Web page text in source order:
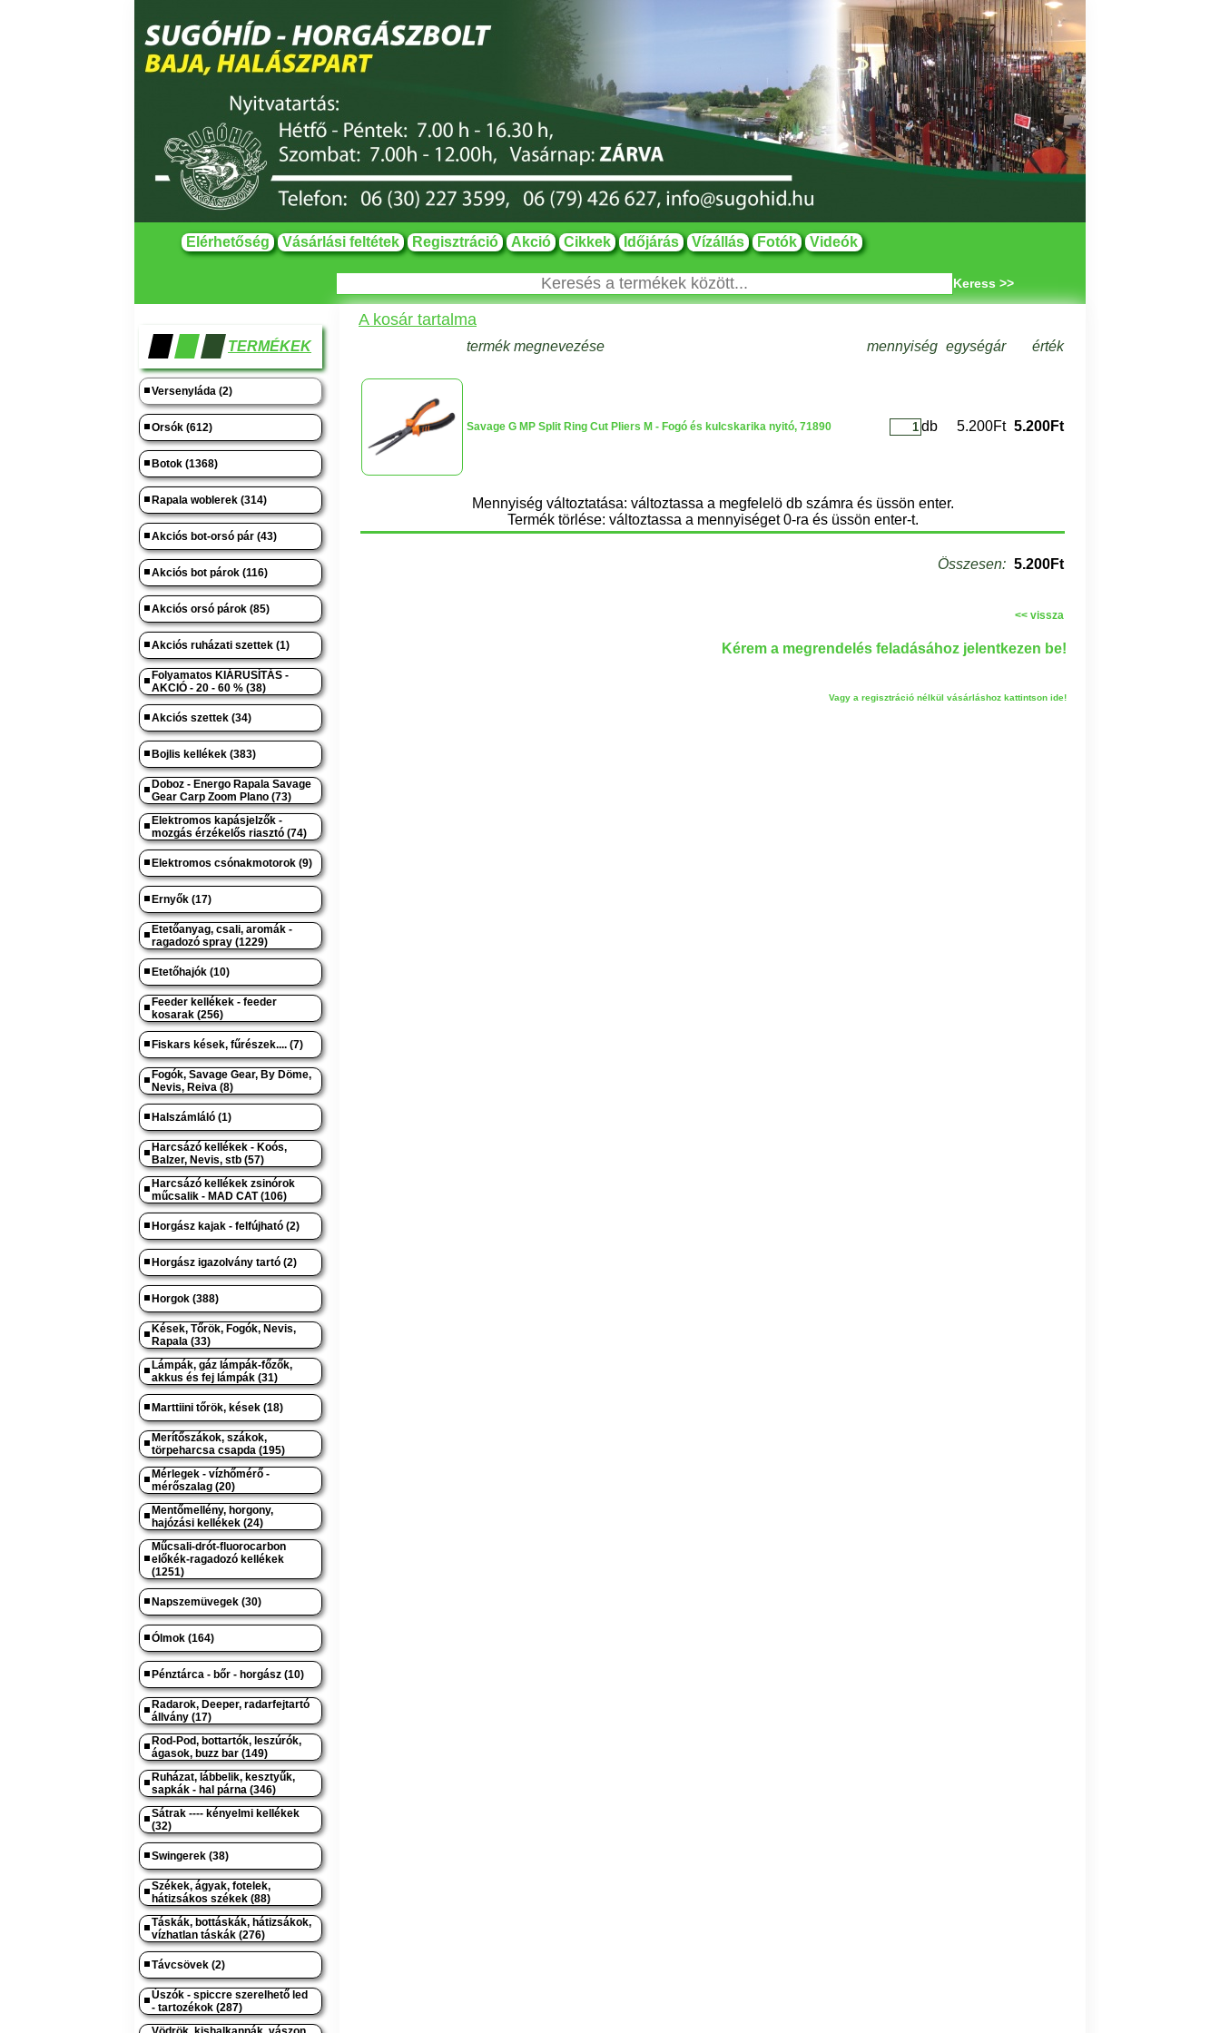
Elérhetőség Vásárlási feltétek Regisztráció Akció Cikkek Időjárás Vízállás Fotók Videók
Keress >>
TERMÉKEK
Versenyláda (2)
Orsók (612)
Botok (1368)
Rapala woblerek (314)
Akciós bot-orsó pár (43)
Akciós bot párok (116)
Akciós orsó párok (85)
Akciós ruházati szettek (1)
Folyamatos KIÁRUSÍTÁS -
AKCIÓ - 20 - 60 % (38)
Akciós szettek (34)
Bojlis kellékek (383)
Doboz - Energo Rapala Savage
Gear Carp Zoom Plano (73)
Elektromos kapásjelzők -
mozgás érzékelős riasztó (74)
Elektromos csónakmotorok (9)
Ernyők (17)
Etetőanyag, csali, aromák -
ragadozó spray (1229)
Etetőhajók (10)
Feeder kellékek - feeder
kosarak (256)
Fiskars kések, fűrészek.... (7)
Fogók, Savage Gear, By Döme,
Nevis, Reiva (8)
Halszámláló (1)
Harcsázó kellékek - Koós,
Balzer, Nevis, stb (57)
Harcsázó kellékek zsinórok
műcsalik - MAD CAT (106)
Horgász kajak - felfújható (2)
Horgász igazolvány tartó (2)
Horgok (388)
Kések, Tőrök, Fogók, Nevis,
Rapala (33)
Lámpák, gáz lámpák-főzők,
akkus és fej lámpák (31)
Marttiini tőrök, kések (18)
Merítőszákok, szákok,
törpeharcsa csapda (195)
Mérlegek - vízhőmérő -
mérőszalag (20)
Mentőmellény, horgony,
hajózási kellékek (24)
Műcsali-drót-fluorocarbon
előkék-ragadozó kellékek
(1251)
Napszemüvegek (30)
Ólmok (164)
Pénztárca - bőr - horgász (10)
Radarok, Deeper, radarfejtartó
állvány (17)
Rod-Pod, bottartók, leszúrók,
ágasok, buzz bar (149)
Ruházat, lábbelik, kesztyűk,
sapkák - hal párna (346)
Sátrak ---- kényelmi kellékek
(32)
Swingerek (38)
Székek, ágyak, fotelek,
hátizsákos székek (88)
Táskák, bottáskák, hátizsákok,
vízhatlan táskák (276)
Távcsövek (2)
Úszók - spiccre szerelhető led
- tartozékok (287)
A kosár tartalma
termék megnevezése mennyiség egységár érték
Savage G MP Split Ring Cut Pliers M - Fogó és kulcskarika nyitó, 71890 db 5.200Ft 5.200Ft
Mennyiség változtatása: változtassa a megfelelö db számra és üssön enter.
Termék törlése: változtassa a mennyiséget 0-ra és üssön enter-t.
Összesen: 5.200Ft
<< vissza
Kérem a megrendelés feladásához jelentkezen be!
Vagy a regisztráció nélkül vásárláshoz kattintson ide!